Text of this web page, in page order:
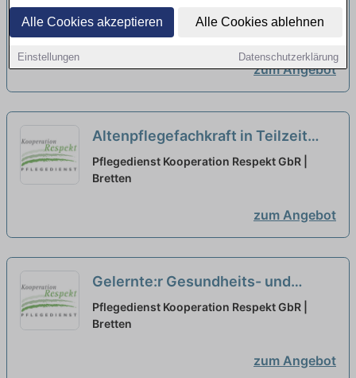
Alle Cookies akzeptieren Alle Cookies ablehnen
Einstellungen Datenschutzerklärung
Entwicklungsplanung (70%
Teilzeit) neu
Karlsruher Institut für Technologie |
Karlsruhe, Baden
zum Angebot
Altenpflegefachkraft in Teilzeit
(20h) (m/w/d) – Wir suchen
Zuwachs in unserem Team!
Pflegedienst Kooperation Respekt GbR |
Bretten
zum Angebot
Gelernte:r Gesundheits- und
Krankenpfleger:in in Teilzeit (20h)
(m/w/d) – Wir suchen Zuwachs in
Pflegedienst Kooperation Respekt GbR |
Bretten
zum Angebot